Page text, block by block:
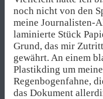
noch nicht von den
meine Journalisten-
laminierte Stück
Grund, das mir
gewährt. An einem
Plastikding um
Regenbogenfahne,
das Dokument